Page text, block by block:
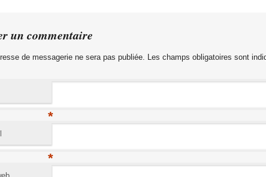
un commentaire
de messagerie ne sera pas publiée. Les champs obligatoires sont
*
*